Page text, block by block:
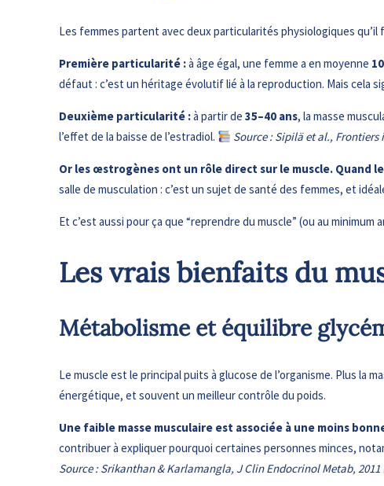
Les femmes partent avec deux particularités physiologiques
Première particularité :à âge égal, une femme a en moyenne
défaut : c’est un héritage évolutif lié à la reproduction. Mais cela
Deuxième particularité :à partir de35–40 ans, la masse
l’effet de la baisse de l’estradiol.
Source : Sipilä et al., Frontiers
Or les œstrogènes ont un rôle direct sur le muscle.
salle de musculation : c’est un sujet de santé des femmes, et
Et c’est aussi pour ça que “reprendre du muscle” (ou au
Les vrais bienfaits du
Métabolisme et équilibre
Le muscle est le principal puits à glucose de l’organisme. Plus la
énergétique, et souvent un meilleur contrôle du poids.
Une faible masse musculaire est associée à une moins
contribuer à expliquer pourquoi certaines personnes minces,
Source : Srikanthan & Karlamangla, J Clin Endocrinol Metab, 2011